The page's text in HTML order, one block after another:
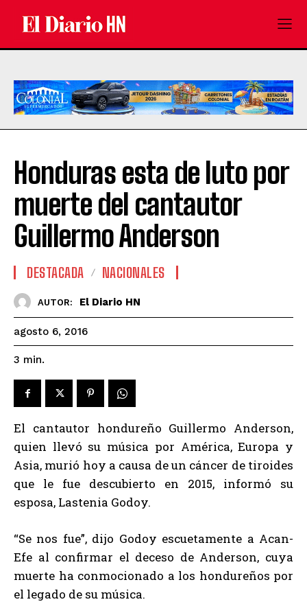
Honduras esta de luto por
muerte del cantautor
Guillermo Anderson
DESTACADA NACIONALES
AUTOR: El Diario HN
agosto 6, 2016
3 min.
El cantautor hondureño Guillermo Anderson,
quien llevó su música por América, Europa y
Asia, murió hoy a causa de un cáncer de tiroides
que le fue descubierto en 2015, informó su
esposa, Lastenia Godoy.
“Se nos fue”, dijo Godoy escuetamente a Acan-
Efe al confirmar el deceso de Anderson, cuya
muerte ha conmocionado a los hondureños por
el legado de su música.